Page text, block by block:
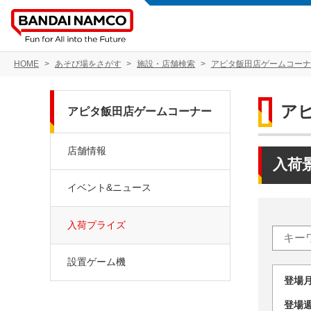
HOME あそび場をさがす 施設・店舗検索 アピタ飯田店ゲームコー
ア
入荷
登
登
アピタ飯田店ゲームコーナー
店舗情報
イベント&ニュース
入荷プライズ
設置ゲーム機